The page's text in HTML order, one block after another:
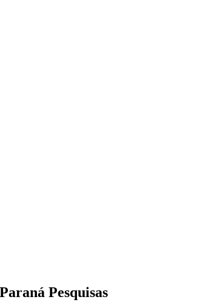
Pesquisas